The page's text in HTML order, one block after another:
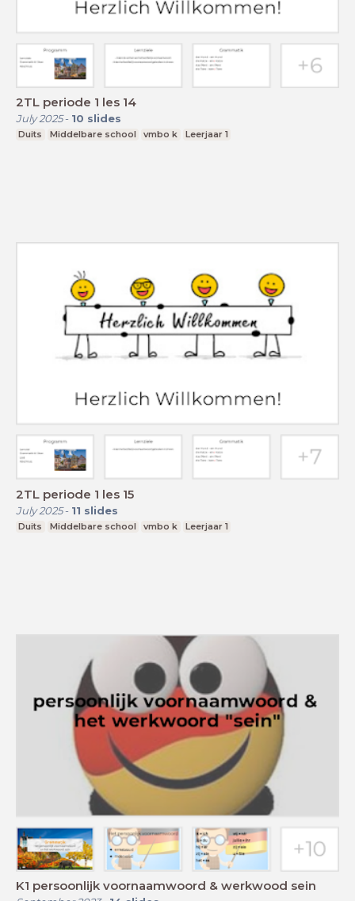
2TL periode 1 les 14
July 2025- 10 slides
Duits Middelbare school vmbo k Leerjaar 1
2TL periode 1 les 15
July 2025- 11 slides
Duits Middelbare school vmbo k Leerjaar 1
K1 persoonlijk voornaamwoord & werkwood sein